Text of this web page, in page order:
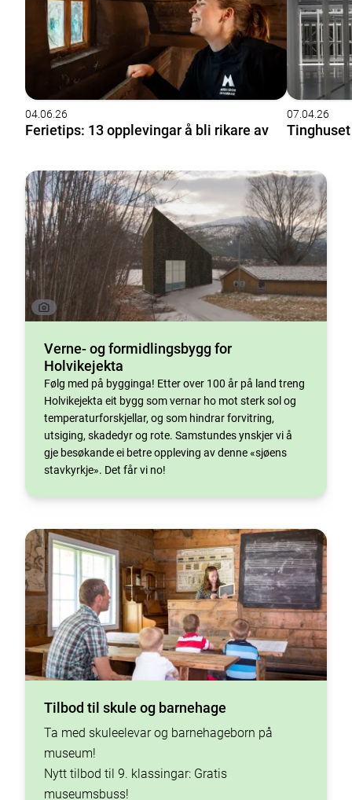
04.06.26
Ferietips: 13 opplevingar å bli rikare av
07.04.26
Verne- og formidlingsbygg for
Holvikejekta
Følg med på bygginga! Etter over 100 år på land treng
Holvikejekta eit bygg som vernar ho mot sterk sol og
temperaturforskjellar, og som hindrar forvitring,
utsiging, skadedyr og rote. Samstundes ynskjer vi å
gje besøkande ei betre oppleving av denne «sjøens
stavkyrkje». Det får vi no!
Tilbod til skule og barnehage
Ta med skuleelevar og barnehageborn på
museum!
Nytt tilbod til 9. klassingar: Gratis
museumsbuss!